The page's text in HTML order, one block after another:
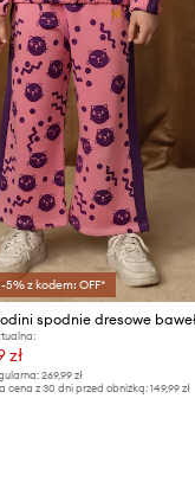
5% z kodem: OFF*
zł
269,99 zł
cena z 30 dni przed obniżką:149,99 zł